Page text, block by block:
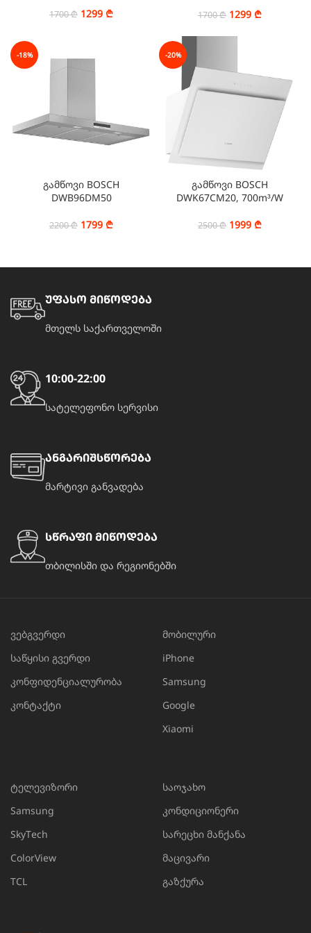
1700₾ 1299 ₾ 1700₾ 1299 ₾
-18%
გამწოვი BOSCH
DWB96DM50
2200₾ 1799 ₾
-20%
გამწოვი BOSCH
DWK67CM20, 700m³/W
2500₾ 1999 ₾
უფასო მიწოდება
მთელს საქართველოში
10:00-22:00
სატელეფონო სერვისი
ანგარიშსწორება
მარტივი განვადება
სწრაფი მიწოდება
თბილისში და რეგიონებში
ვებგვერდი
საწყისი გვერდი
კონფიდენციალურობა
კონტაქტი
მობილური
iPhone
Samsung
Google
Xiaomi
ტელევიზორი
Samsung
SkyTech
ColorView
TCL
საოჯახო
კონდიციონერი
სარეცხი მანქანა
მაცივარი
გაზქურა